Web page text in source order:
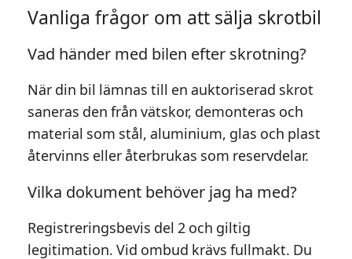
Vanliga frågor om att sälja skrotbil
Vad händer med bilen efter skrotning?
När din bil lämnas till en auktoriserad skrot
saneras den från vätskor, demonteras och
material som stål, aluminium, glas och plast
återvinns eller återbrukas som reservdelar.
Vilka dokument behöver jag ha med?
Registreringsbevis del 2 och giltig
legitimation. Vid ombud krävs fullmakt. Du